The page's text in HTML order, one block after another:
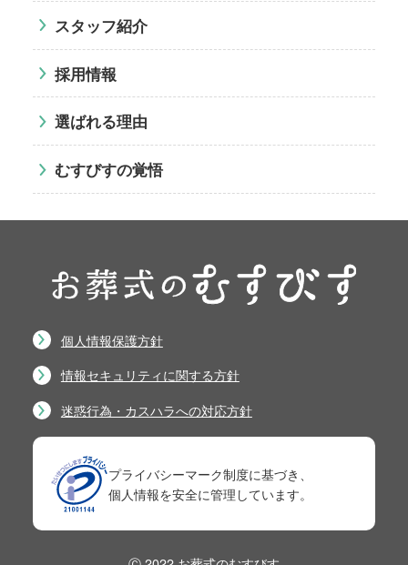
スタッフ紹介
採用情報
選ばれる理由
むすびすの覚悟
個人情報保護方針
情報セキュリティに関する方針
迷惑行為・カスハラへの対応方針
プライバシーマーク制度に基づき、
個人情報を安全に管理しています。